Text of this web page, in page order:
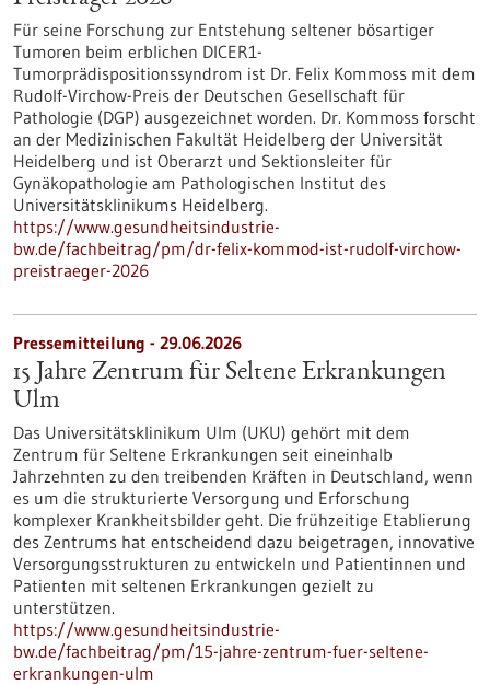
Für seine Forschung zur Entstehung seltener bösartiger
Tumoren beim erblichen DICER1-
Tumorprädispositionssyndrom ist Dr. Felix Kommoss mit dem
Rudolf-Virchow-Preis der Deutschen Gesellschaft für
Pathologie (DGP) ausgezeichnet worden. Dr. Kommoss forscht
an der Medizinischen Fakultät Heidelberg der Universität
Heidelberg und ist Oberarzt und Sektionsleiter für
Gynäkopathologie am Pathologischen Institut des
Universitätsklinikums Heidelberg.
https://www.gesundheitsindustrie-
bw.de/fachbeitrag/pm/dr-felix-kommod-ist-rudolf-virchow-
preistraeger-2026
Pressemitteilung - 29.06.2026
15 Jahre Zentrum für Seltene Erkrankungen
Ulm
Das Universitätsklinikum Ulm (UKU) gehört mit dem
Zentrum für Seltene Erkrankungen seit eineinhalb
Jahrzehnten zu den treibenden Kräften in Deutschland, wenn
es um die strukturierte Versorgung und Erforschung
komplexer Krankheitsbilder geht. Die frühzeitige Etablierung
des Zentrums hat entscheidend dazu beigetragen, innovative
Versorgungsstrukturen zu entwickeln und Patientinnen und
Patienten mit seltenen Erkrankungen gezielt zu
unterstützen.
https://www.gesundheitsindustrie-
bw.de/fachbeitrag/pm/15-jahre-zentrum-fuer-seltene-
erkrankungen-ulm